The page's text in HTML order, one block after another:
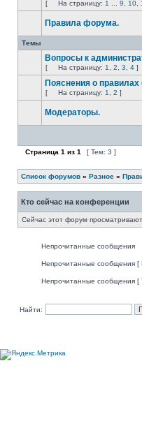
[ На страницу: 1 9 10
Правила форума.
Темы
Вопросы к
[ На страницу: 1 2 3 4 ]
Пояснения о
[ На страницу: 1 2 ]
Модераторы.
Страница 1 из 1 [ Тем: 3 ]
Список форумов » Разное »
Кто сейчас на конференции
Сейчас этот форум
Непрочитанные сообщения
Непрочитанные сообщения [
Непрочитанные сообщения [
Найти: